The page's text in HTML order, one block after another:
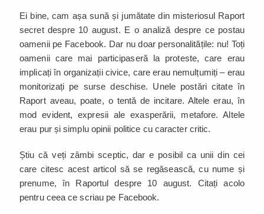
Ei bine, cam așa sună și jumătate din misteriosul Raport
secret despre 10 august. E o analiză despre ce postau
oamenii pe Facebook. Dar nu doar personalitățile: nu! Toți
oamenii care mai participaseră la proteste, care erau
implicați în organizații civice, care erau nemulțumiți – erau
monitorizați pe surse deschise. Unele postări citate în
Raport aveau, poate, o tentă de incitare. Altele erau, în
mod evident, expresii ale exasperării, metafore. Altele
erau pur și simplu opinii politice cu caracter critic.
Știu că veți zâmbi sceptic, dar e posibil ca unii din cei
care citesc acest articol să se regăsească, cu nume și
prenume, în Raportul despre 10 august. Citați acolo
pentru ceea ce scriau pe Facebook.